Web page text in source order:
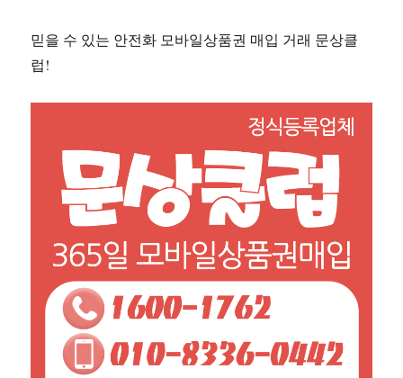
믿을 수 있는 안전화 모바일상품권 매입 거래 문상클
럽!